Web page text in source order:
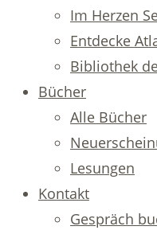
Im Herzen
Entdecke
Bibliothek
Bücher
Alle Bücher
Lesungen
Kontakt
Gespräch